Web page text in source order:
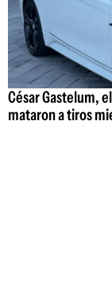
César Gastelum,
mataron a tiros